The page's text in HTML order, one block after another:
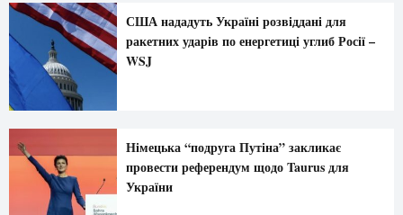
США нададуть Україні розвіддані для
ракетних ударів по енергетиці углиб Росії –
WSJ
Німецька “подруга Путіна” закликає
провести референдум щодо Taurus для
України